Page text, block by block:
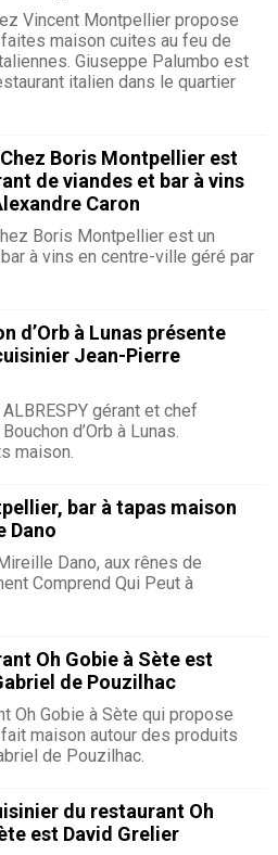
Vincent Montpellier propose
maison cuites au feu de
Giuseppe Palumbo est
italien dans le quartier
Boris Montpellier est
de viandes et bar à vins
Caron
Boris Montpellier est un
à vins en centre-ville géré par
d’Orb à Lunas présente
Jean-Pierre
gérant et chef
d’Orb à Lunas.
maison.
bar à tapas maison
Dano
Dano, aux rênes de
Comprend Qui Peut à
Oh Gobie à Sète est
de Pouzilhac
Oh Gobie à Sète qui propose
maison autour des produits
de Pouzilhac.
du restaurant Oh
est David Grelier